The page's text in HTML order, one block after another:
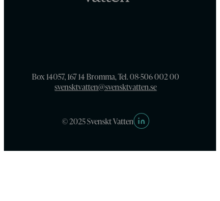
Box 14057, 167 14 Bromma, Tel. 08-506 002 00
svensktvatten@svensktvatten.se
© 2025 Svenskt Vatten